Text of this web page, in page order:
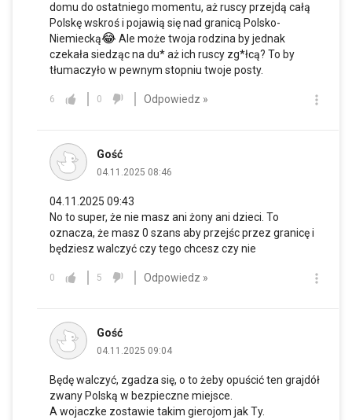
domu do ostatniego momentu, aż ruscy przejdą całą
Polskę wskroś i pojawią się nad granicą Polsko-
Niemiecką😂 Ale może twoja rodzina by jednak
czekała siedząc na du* aż ich ruscy zg*łcą? To by
tłumaczyło w pewnym stopniu twoje posty.
6 0 Odpowiedz »
Gość
04.11.2025 08:46
04.11.2025 09:43
No to super, że nie masz ani żony ani dzieci. To
oznacza, że masz 0 szans aby przejśc przez granicę i
będziesz walczyć czy tego chcesz czy nie
0 5 Odpowiedz »
Gość
04.11.2025 09:04
Będę walczyć, zgadza się, o to żeby opuścić ten grajdół
zwany Polską w bezpieczne miejsce.
A wojaczke zostawie takim gierojom jak Ty.